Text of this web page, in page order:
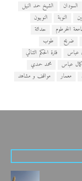
السودان
الشيخ حمد النيل
النوبة
النوبيون
الخرطوم
حداثة
ضريح
طوب
عباس
فترة الحكم الثنائي
عباس
محمد حمدي
معمار
مواقف و مشاهد